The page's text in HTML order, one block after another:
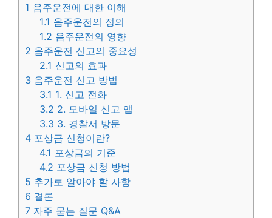
1 음주운전에 대한 이해
1.1 음주운전의 정의
1.2 음주운전의 영향
2 음주운전 신고의 중요성
2.1 신고의 효과
3 음주운전 신고 방법
3.1 1. 신고 전화
3.2 2. 모바일 신고 앱
3.3 3. 경찰서 방문
4 포상금 신청이란?
4.1 포상금의 기준
4.2 포상금 신청 방법
5 추가로 알아야 할 사항
6 결론
7 자주 묻는 질문 Q&A